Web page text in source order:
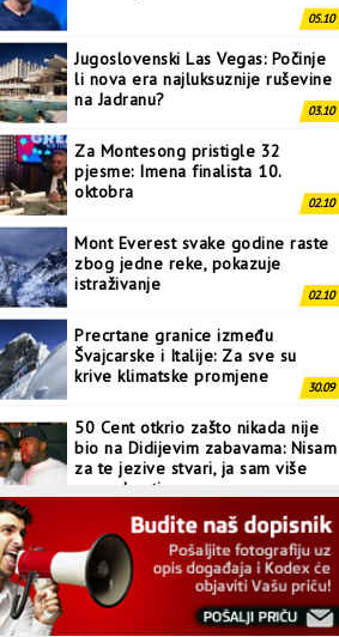
05.10
Jugoslovenski Las Vegas: Počinje
li nova era najluksuznije ruševine
na Jadranu?
03.10
Za Montesong pristigle 32
pjesme: Imena finalista 10.
oktobra
02.10
Mont Everest svake godine raste
zbog jedne reke, pokazuje
istraživanje
02.10
Precrtane granice između
Švajcarske i Italije: Za sve su
krive klimatske promjene
30.09
50 Cent otkrio zašto nikada nije
bio na Didijevim zabavama: Nisam
za te jezive stvari, ja sam više
normalan tip
28.09
Japanci prave superkompjuter
kakav svijet još nije vidio
27.09
Linkin Park ima novu pjesmu: